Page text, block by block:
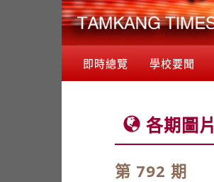
即時總覽 學校要聞
各期圖片
第 792 期